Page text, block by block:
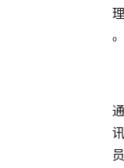
理
。
通
讯
员